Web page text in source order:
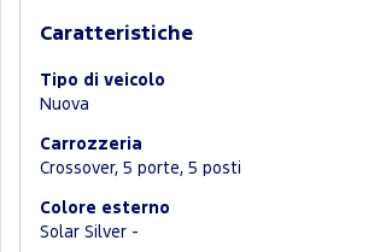
Caratteristiche
Tipo di veicolo
Nuova
Carrozzeria
Crossover, 5 porte, 5 posti
Colore esterno
Solar Silver -